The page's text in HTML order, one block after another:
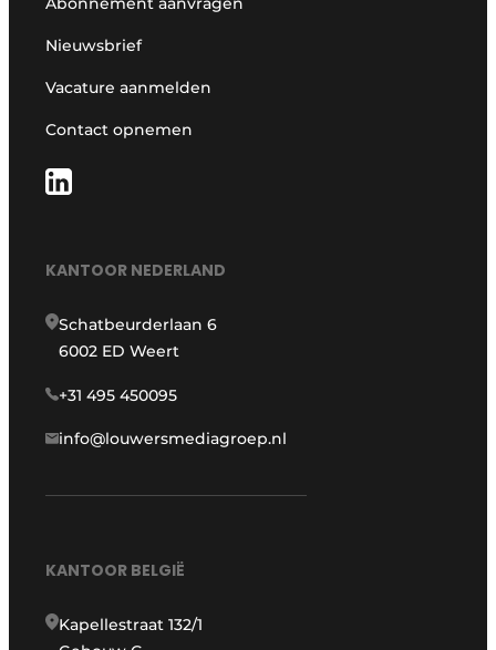
Nieuwsbrief
Vacature aanmelden
Contact opnemen
KANTOOR NEDERLAND
Schatbeurderlaan 6
6002 ED Weert
+31 495 450095
info@louwersmediagroep.nl
KANTOOR BELGIË
Kapellestraat 132/1